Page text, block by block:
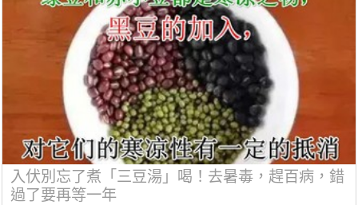
入伏別忘了煮「三豆湯」喝！去暑毒，趕百病，錯
過了要再等一年